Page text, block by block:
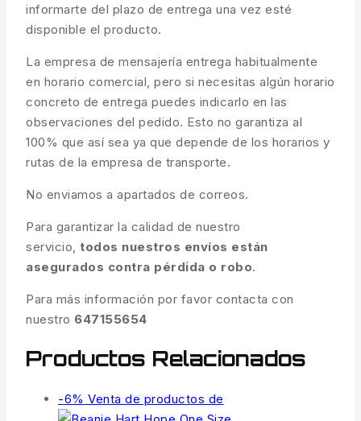
informarte del plazo de entrega una vez esté
disponible el producto.
La empresa de mensajería entrega habitualmente
en horario comercial, pero si necesitas algún horario
concreto de entrega puedes indicarlo en las
observaciones del pedido. Esto no garantiza al
100% que así sea ya que depende de los horarios y
rutas de la empresa de transporte.
No enviamos a apartados de correos.
Para garantizar la calidad de nuestro
servicio, todos nuestros envíos están
asegurados contra pérdida o robo.
Para más información por favor contacta con
nuestro 647155654
Productos Relacionados
-6% Venta de productos de